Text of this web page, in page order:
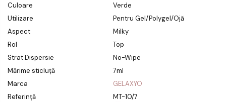
Culoare
Verde
Utilizare
Pentru Gel/Polygel/Ojă
Aspect
Milky
Rol
Top
Strat Dispersie
No-Wipe
Mărime sticluță
7ml
Marca
GELAXYO
Referință
MT-10/7